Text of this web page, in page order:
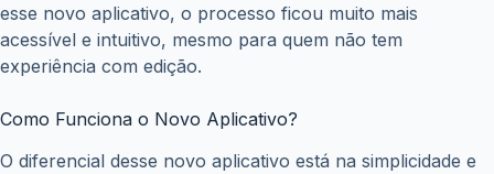
esse novo aplicativo, o processo ficou muito mais
acessível e intuitivo, mesmo para quem não tem
experiência com edição.
Como Funciona o Novo Aplicativo?
O diferencial desse novo aplicativo está na simplicidade e